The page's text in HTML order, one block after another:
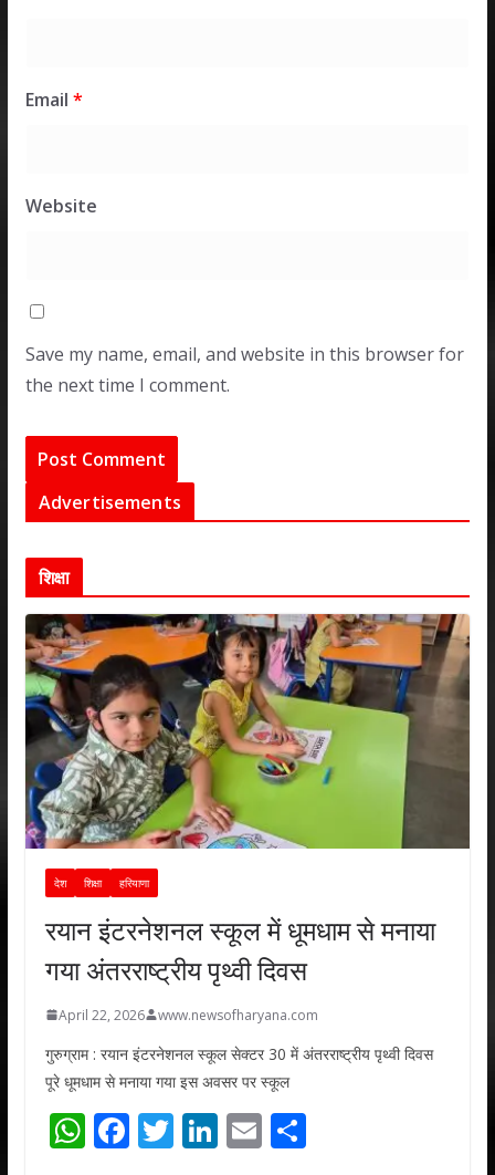
Email *
Website
Save my name, email, and website in this browser for
the next time I comment.
Advertisements
शिक्षा
देश शिक्षा हरियाणा
रयान इंटरनेशनल स्कूल में धूमधाम से मनाया
गया अंतरराष्ट्रीय पृथ्वी दिवस
April 22, 2026 www.newsofharyana.com
गुरुग्राम : रयान इंटरनेशनल स्कूल सेक्टर 30 में अंतरराष्ट्रीय पृथ्वी दिवस
पूरे धूमधाम से मनाया गया इस अवसर पर स्कूल
W F T Li E S